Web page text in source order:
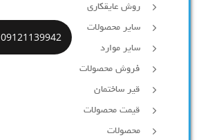
روش عایقکاری
سایر محصولات
سایر موارد
فروش محصولات
قیر ساختمان
قیمت محصولات
محصولات
09121139942 - تماس بگیرید